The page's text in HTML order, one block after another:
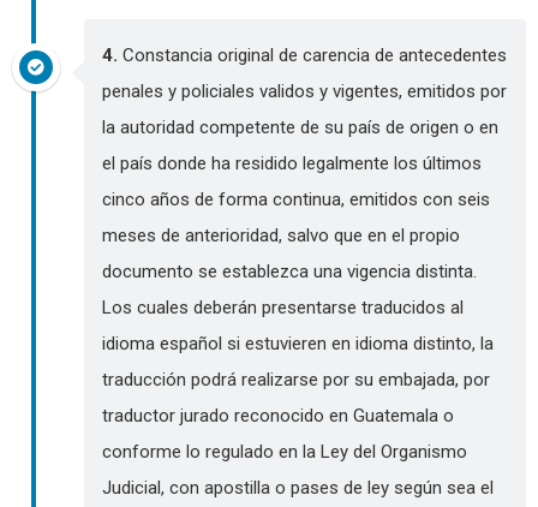
4. Constancia original de carencia de antecedentes
penales y policiales validos y vigentes, emitidos por
la autoridad competente de su país de origen o en
el país donde ha residido legalmente los últimos
cinco años de forma continua, emitidos con seis
meses de anterioridad, salvo que en el propio
documento se establezca una vigencia distinta.
Los cuales deberán presentarse traducidos al
idioma español si estuvieren en idioma distinto, la
traducción podrá realizarse por su embajada, por
traductor jurado reconocido en Guatemala o
conforme lo regulado en la Ley del Organismo
Judicial, con apostilla o pases de ley según sea el